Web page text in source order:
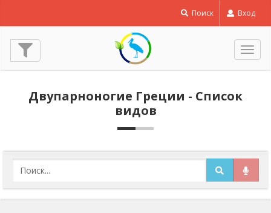
Поиск Вход
Двупарноногие Греции - Список
видов